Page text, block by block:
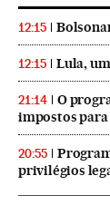
12:15
12:15 Lula,
21:14
O
impostos para
20:55
privilégios